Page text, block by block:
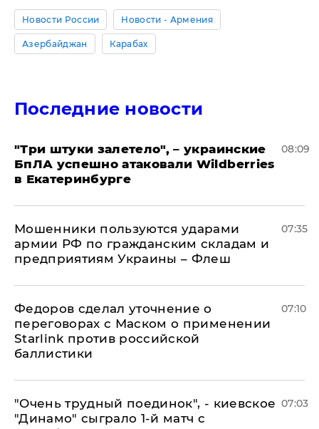
Новости России Новости - Армения
Азербайджан Карабах
Последние новости
"Три штуки залетело", – украинские
БпЛА успешно атаковали Wildberries
в Екатеринбурге
08:09
Мошенники пользуются ударами
армии РФ по гражданским складам и
предприятиям Украины – Флеш
07:35
Федоров сделал уточнение о
переговорах с Маском о применении
Starlink против российской
баллистики
07:10
"Очень трудный поединок", - киевское
"Динамо" сыграло 1-й матч с
07:03